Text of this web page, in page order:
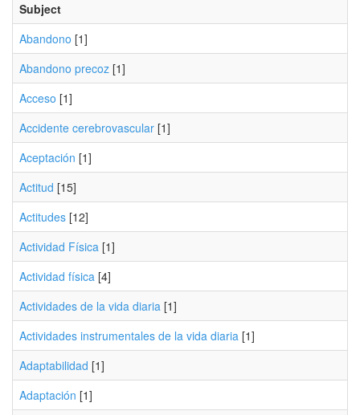
Subject
Abandono [1]
Abandono precoz [1]
Acceso [1]
Accidente cerebrovascular [1]
Aceptación [1]
Actitud [15]
Actitudes [12]
Actividad Física [1]
Actividad física [4]
Actividades de la vida diaria [1]
Actividades instrumentales de la vida diaria [1]
Adaptabilidad [1]
Adaptación [1]